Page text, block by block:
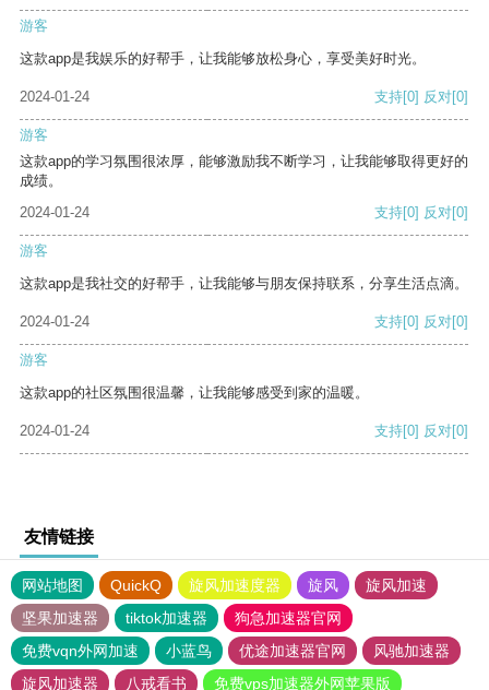
游客
这款app是我娱乐的好帮手，让我能够放松身心，享受美好时光。
2024-01-24 支持[0] 反对[0]
游客
这款app的学习氛围很浓厚，能够激励我不断学习，让我能够取得更好的
成绩。
2024-01-24
支持[0] 反对[0]
游客
这款app是我社交的好帮手，让我能够与朋友保持联系，分享生活点滴。
2024-01-24 支持[0] 反对[0]
游客
这款app的社区氛围很温馨，让我能够感受到家的温暖。
2024-01-24 支持[0] 反对[0]
友情链接
网站地图 QuickQ 旋风加速度器 旋风
旋风加速
坚果加速器
tiktok加速器
狗急加速器官网
免费vqn外网加速
小蓝鸟 优途加速器官网
风驰加速器
旋风加速器
八戒看书 免费vps加速器外网苹果版